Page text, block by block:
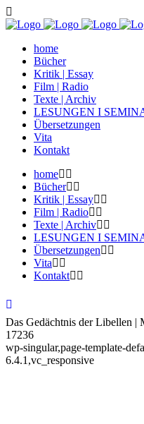
home
Bücher
Kritik | Essay
Film | Radio
Texte | Archiv
LESUNGEN I
Übersetzungen
Vita
Kontakt
home
Bücher
Kritik | Essay
Film | Radio
Texte | Archiv
LESUNGEN I
Übersetzungen
Vita
Kontakt
Das Gedächtnis der Libellen
17236
wp-singular,page-template-
6.4.1,vc_responsive